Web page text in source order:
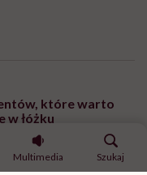
Multimedia
Szukaj
które warto
w łóżku